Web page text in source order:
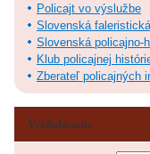
Policajt vo výslužbe
Slovenská
Slovenská policajno-
Klub policajnej
Zberateľ policajných
Vyhľadávanie